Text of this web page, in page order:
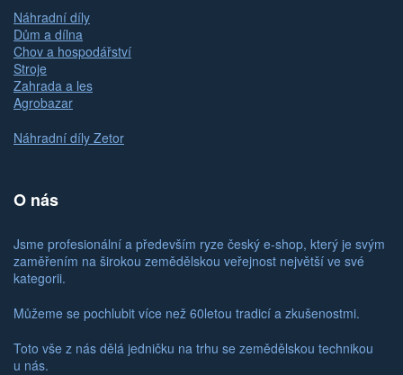
Náhradní díly
Dům a dílna
Chov a hospodářství
Stroje
Zahrada a les
Agrobazar
Náhradní díly Zetor
O nás
Jsme profesionální a především ryze český e-shop, který je svým
zaměřením na širokou zemědělskou veřejnost největší ve své
kategorii.
Můžeme se pochlubit více než 60letou tradicí a zkušenostmi.
Toto vše z nás dělá jedničku na trhu se zemědělskou technikou
u nás.